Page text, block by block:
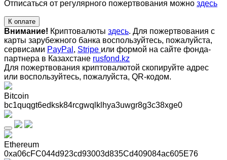
Отписаться от регулярного пожертвования можно здесь
К оплате
Внимание! Криптовалюты здесь. Для пожертвования с
карты зарубежного банка воспользуйтесь, пожалуйста,
сервисами PayPal , Stripe или формой на сайте фонда-
партнера в Казахстане rusfond.kz
Для пожертвования криптовалютой скопируйте адрес
или воспользуйтесь, пожалуйста, QR-кодом.
Bitcoin
bc1quqgt6edksk84rcgwqlklhya3uwgr8g3c38xge0
Ethereum
0xa06cFC044d923cd93003d835Cd409084ac605E76